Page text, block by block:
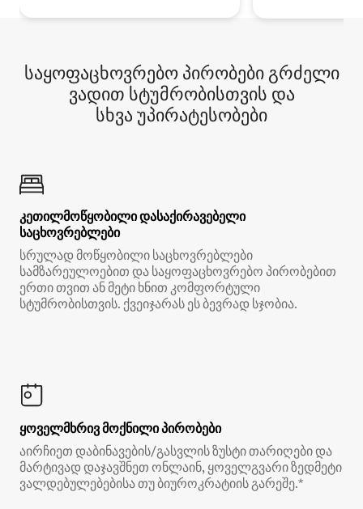
საყოფაცხოვრებო პირობები გრძელი
ვადით სტუმრობისთვის და
სხვა უპირატესობები
კეთილმოწყობილი დასაქირავებელი
საცხოვრებლები
სრულად მოწყობილი საცხოვრებლები
სამზარეულოებით და საყოფაცხოვრებო პირობებით
ერთი თვით ან მეტი ხნით კომფორტული
სტუმრობისთვის. ქვეიჯარას ეს ბევრად სჯობია.
ყოველმხრივ მოქნილი პირობები
აირჩიეთ დაბინავების/გასვლის ზუსტი თარიღები და
მარტივად დაჯავშნეთ ონლაინ, ყოველგვარი ზედმეტი
ვალდებულებებისა თუ ბიუროკრატიის გარეშე.*